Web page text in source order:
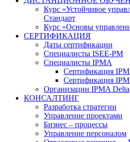
Курс «Устойчивое
Стандарт
Курс «Основы
СЕРТИФИКАЦИЯ
Даты сертификации
Специалисты ISEE-PM
Специалисты IPMA
Сертификация
Сертификация
Организации IPMA Delta
КОНСАЛТИНГ
Разработка стратегии
Управление проектами
Бизнес – процессы
Управление персоналом